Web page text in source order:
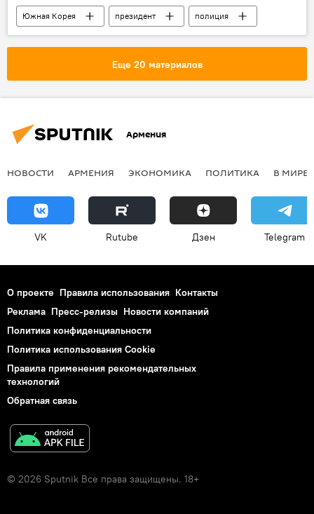
Южная Корея президент
полиция
В мире
Еще 20 материалов
Армения
НОВОСТИ АРМЕНИЯ ЭКОНОМИКА ПОЛИТИКА В МИРЕ
VK Rutube Дзен Telegram
О проекте Правила использования Контакты
Реклама Пресс-релизы Новости компаний
Политика конфиденциальности
Политика использования Cookie
Правила применения рекомендательных
технологий
Обратная связь
© 2026 Sputnik Все права защищены. 18+